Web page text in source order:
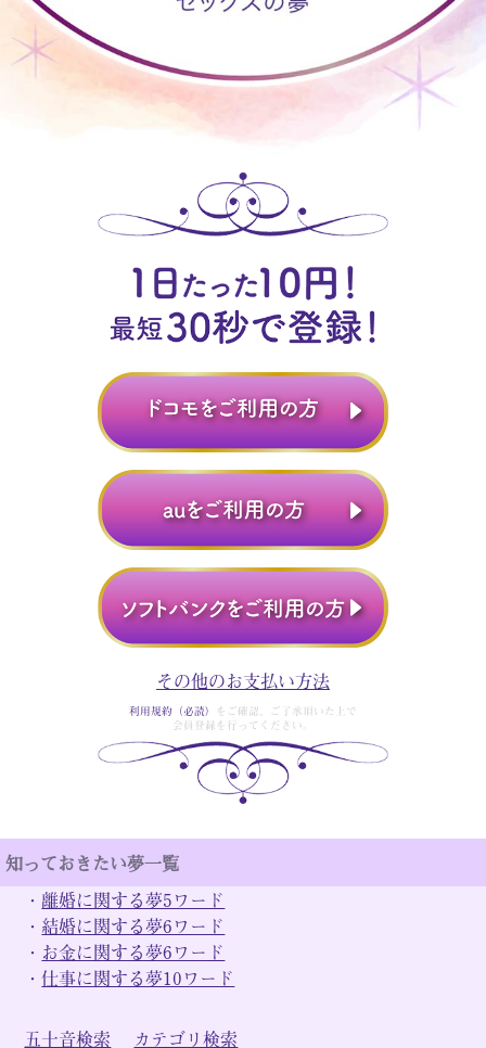
その他のお支払い方法
利用規約（必読）
をご確認、ご了承頂いた上で
会員登録を行ってください。
知っておきたい夢一覧
・ 離婚に関する夢5ワード
・ 結婚に関する夢6ワード
・ お金に関する夢6ワード
・仕事に関する夢10ワード
五十音検索 カテゴリ検索